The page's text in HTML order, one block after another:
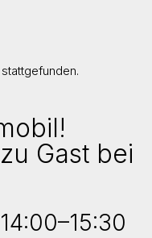
Gast bei
–15:30